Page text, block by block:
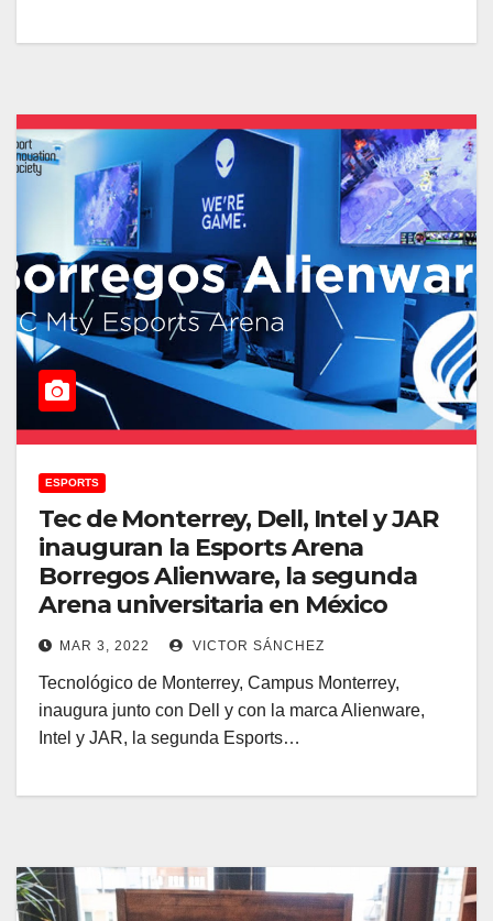
ESPORTS
Tec de Monterrey, Dell, Intel y JAR
inauguran la Esports Arena
Borregos Alienware, la segunda
Arena universitaria en México
MAR 3, 2022 VICTOR SÁNCHEZ
Tecnológico de Monterrey, Campus Monterrey,
inaugura junto con Dell y con la marca Alienware,
Intel y JAR, la segunda Esports…